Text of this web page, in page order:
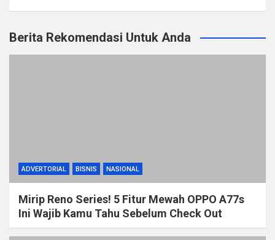
Berita Rekomendasi Untuk Anda
ADVERTORIAL BISNIS NASIONAL
Mirip Reno Series! 5 Fitur Mewah OPPO A77s
Ini Wajib Kamu Tahu Sebelum Check Out